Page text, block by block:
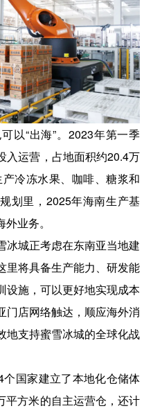
以“出海”。2023年第一季
入运营，占地面积约20.4万
冷冻水果、咖啡、糖浆和
划里，2025年海南生产基
业务。
冰城正考虑在东南亚当地建
里将具备生产能力、研发能
设施，可以更好地实现成本
门店网络触达，顺应海外消
地支持蜜雪冰城的全球化战
国家建立了本地化仓储体
平方米的自主运营仓，还计